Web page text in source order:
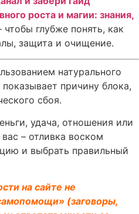
роста и магии: знания,
чтобы глубже понять, как
защита и очищение.
натурального
причину блока,
сбоя.
удача, отношения или
– отливка воском
и выбрать правильный
на сайте не
(заговоры,